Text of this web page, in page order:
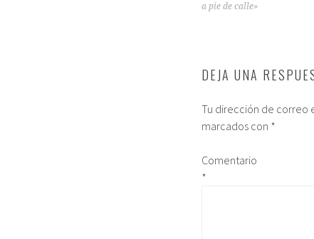
a pie de calle»
DEJA UNA
Tu dirección de correo
marcados con *
Comentario
*